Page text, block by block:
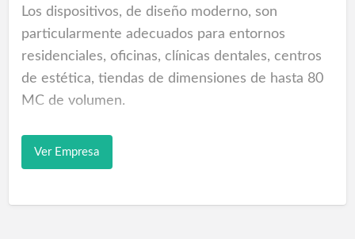
Los dispositivos, de diseño moderno, son
particularmente adecuados para entornos
residenciales, oficinas, clínicas dentales, centros
de estética, tiendas de dimensiones de hasta 80
MC de volumen.
Están equipados con un ventilador tangencial
muy silencioso, a través del cual se ioniza el aire
contaminantes, presentes en el aire, quedan
Ver Empresa